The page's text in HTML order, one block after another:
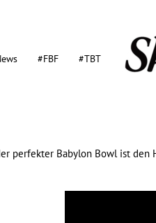
#FBF #TBT
perfekter Babylon Bowl ist